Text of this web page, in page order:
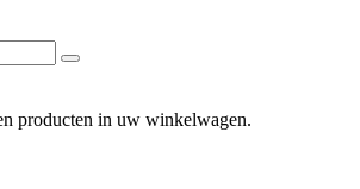
producten in uw winkelwagen.